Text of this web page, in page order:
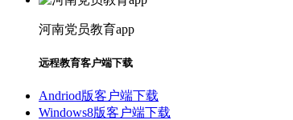
河南党员教育app
远程教育客户端下载
Andriod版客户端下载
Windows8版客户端下载